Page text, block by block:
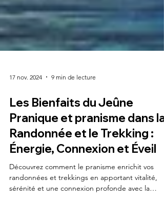
17 nov. 2024 9 min de lecture
Les Bienfaits du Jeûne
Pranique et pranisme dans la
Randonnée et le Trekking :
Énergie, Connexion et Éveil
Découvrez comment le pranisme enrichit vos